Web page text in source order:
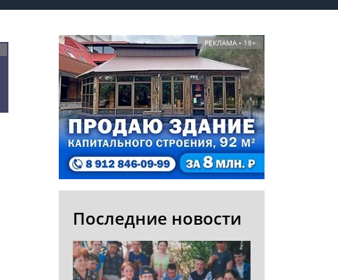
РЕКЛАМА • 18+
Последние новости